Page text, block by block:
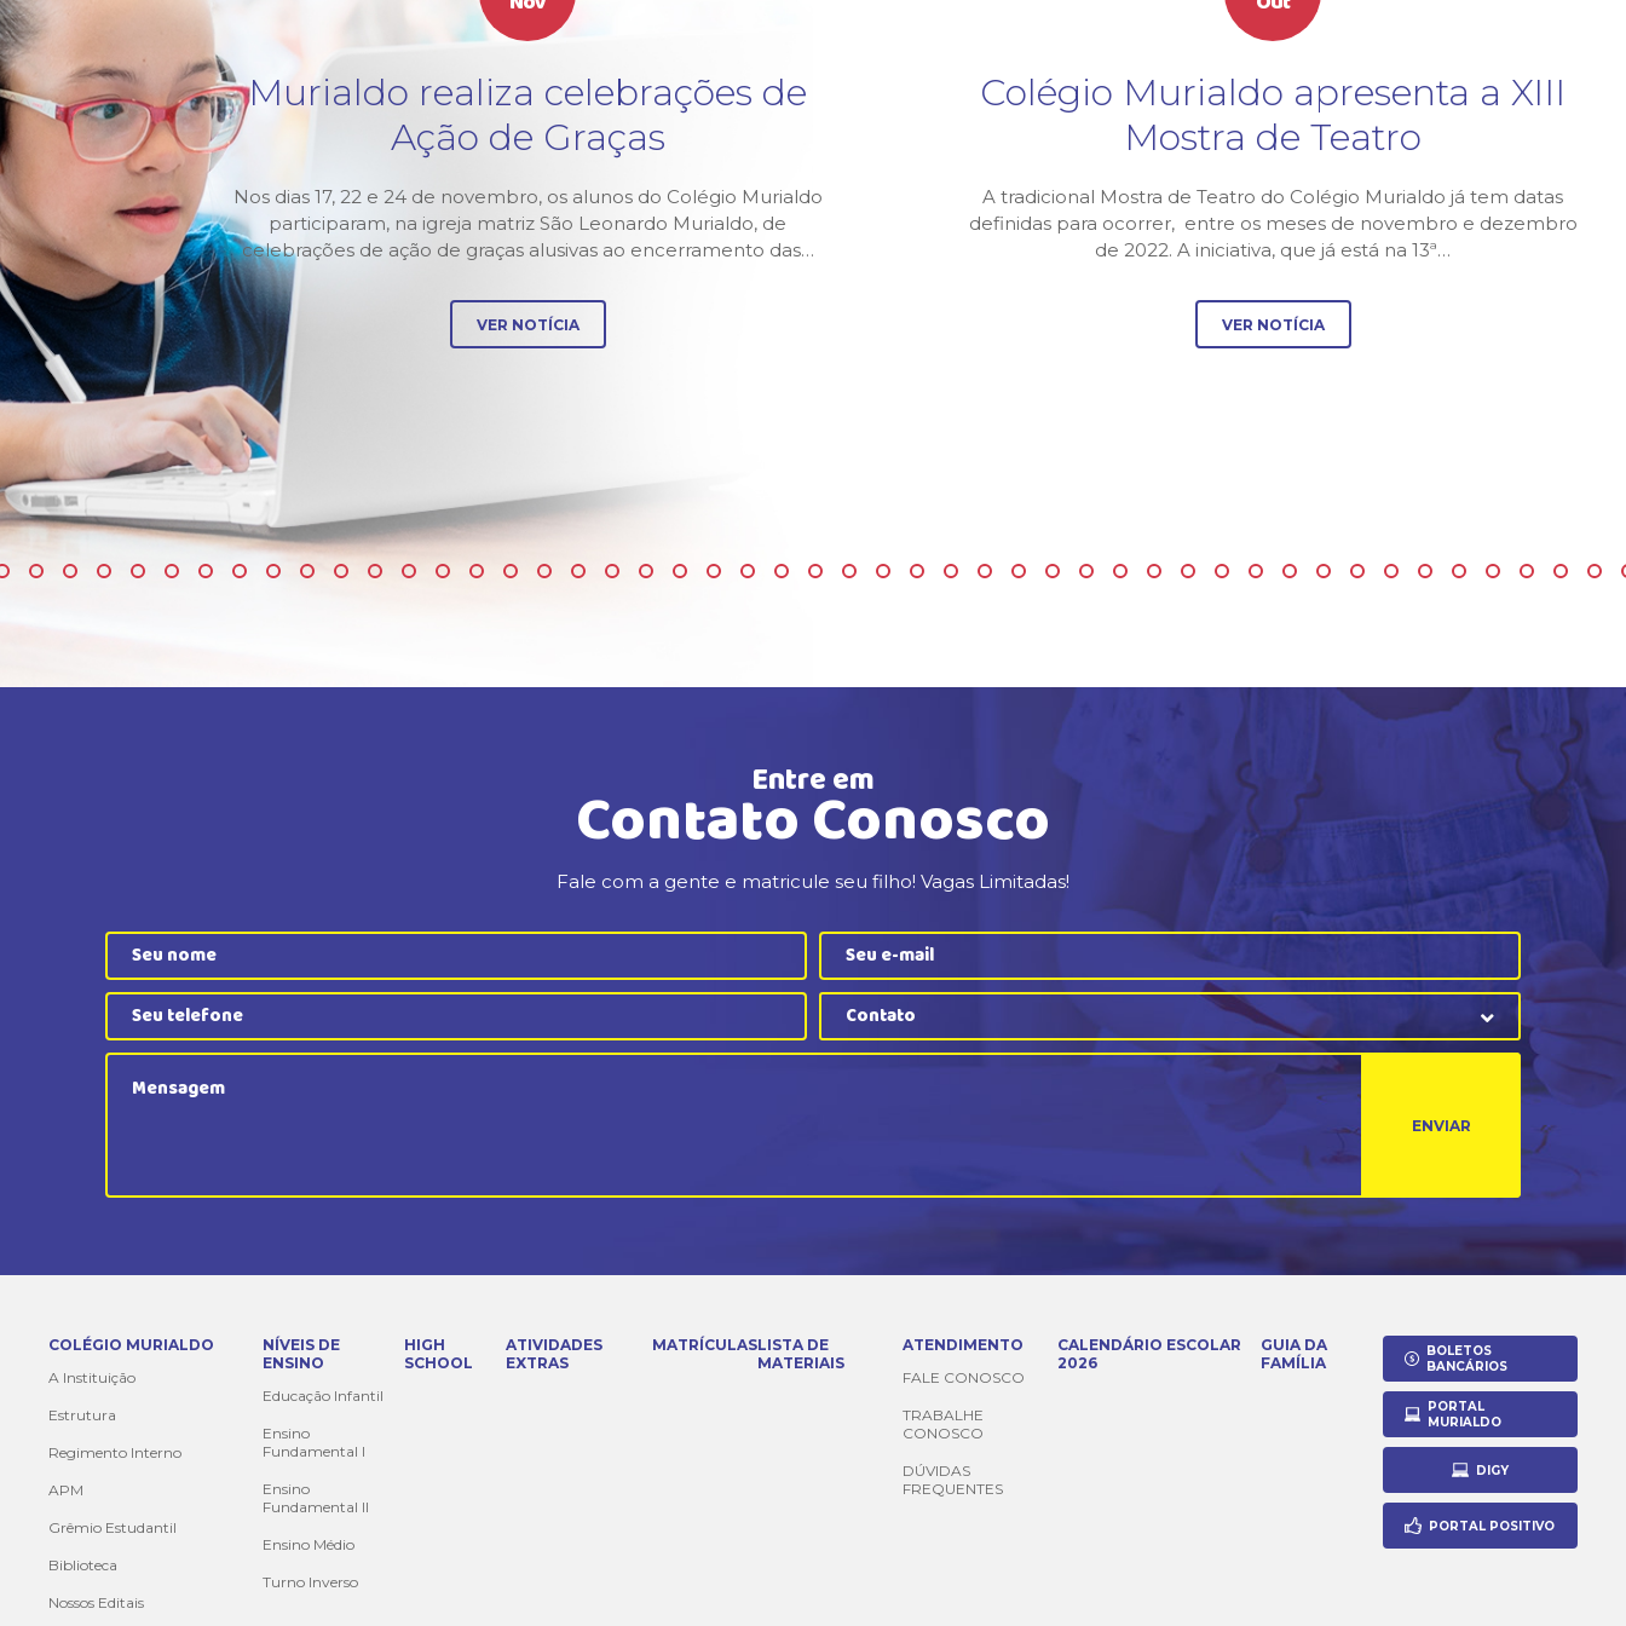
pela
Murialdo realiza celebrações de
Ação de Graças
Nos dias 17, 22 e 24 de novembro, os alunos do Colégio Murialdo
participaram, na igreja matriz São Leonardo Murialdo, de
celebrações de ação de graças alusivas ao encerramento das…
VER NOTÍCIA
Colégio Murialdo apresenta a XIII
Mostra de Teatro
A tradicional Mostra de Teatro do Colégio Murialdo já tem datas
definidas para ocorrer, entre os meses de novembro e dezembro
de 2022. A iniciativa, que já está na 13ª…
VER NOTÍCIA
Entre em
Contato Conosco
Fale com a gente e matricule seu filho! Vagas Limitadas!
Contato
ENVIAR
COLÉGIO MURIALDO
A Instituição
Estrutura
Regimento Interno
APM
Grêmio Estudantil
Biblioteca
Nossos Editais
NÍVEIS DE
ENSINO
Educação Infantil
Ensino
Fundamental I
Ensino
Fundamental II
Ensino Médio
Turno Inverso
HIGH
SCHOOL
ATIVIDADES
EXTRAS
MATRÍCULASLISTA DE
MATERIAIS
ATENDIMENTO
FALE CONOSCO
TRABALHE
CONOSCO
DÚVIDAS
FREQUENTES
CALENDÁRIO ESCOLAR
2026
GUIA DA
FAMÍLIA
BOLETOS
BANCÁRIOS
PORTAL
MURIALDO
DIGY
PORTAL POSITIVO